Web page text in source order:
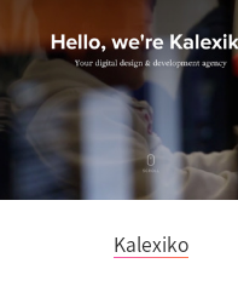
Kalexiko